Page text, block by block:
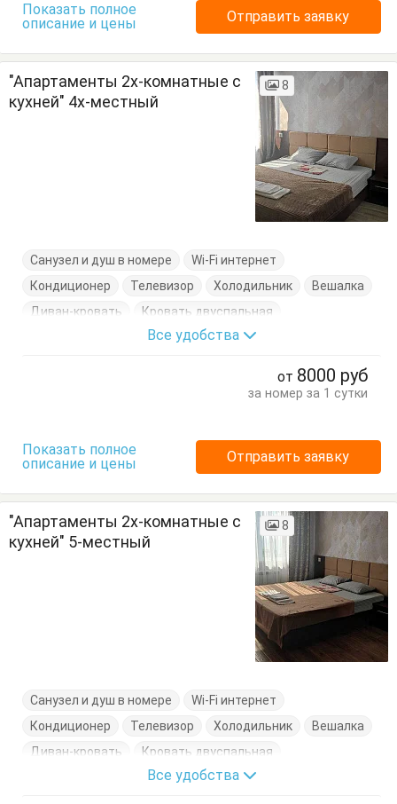
Показать полное
описание и цены
Отправить заявку
"Апартаменты 2х-комнатные с
кухней" 4х-местный
8
Санузел и душ в номере
Wi-Fi интернет
Кондиционер
Телевизор Холодильник
Вешалка
Диван-кровать
Кровать двуспальная
Обеденный стол
Все удобства
от 8000 руб
за номер за 1 сутки
Показать полное
описание и цены
Отправить заявку
"Апартаменты 2х-комнатные с
кухней" 5-местный
8
Санузел и душ в номере
Wi-Fi интернет
Кондиционер
Телевизор Холодильник
Вешалка
Диван-кровать
Кровать двуспальная
Обеденный стол
Все удобства